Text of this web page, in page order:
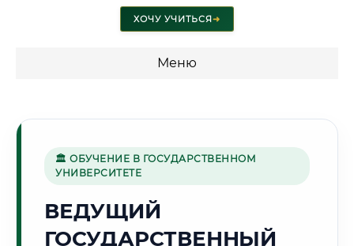
ХОЧУ УЧИТЬСЯ➜
Меню
Г. НИЖНЕКАМСК
🏛 ОБУЧЕНИЕ В ГОСУДАРСТВЕННОМ
УНИВЕРСИТЕТЕ
ВЕДУЩИЙ
ГОСУДАРСТВЕННЫЙ